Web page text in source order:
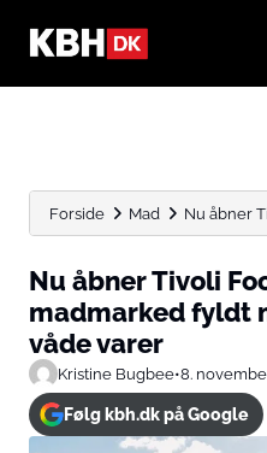
Forside Mad Nu åbner
Nu åbner Tivoli
madmarked fyldt
våde varer
Kristine Bugbee•8.
Følg kbh.dk på Google